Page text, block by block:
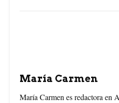
k
María Carmen
María Carmen es redactora en